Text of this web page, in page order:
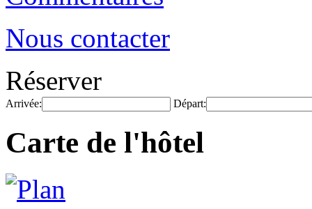
Nous contacter
Réserver
Arrivée: Départ:
Carte de l'hôtel